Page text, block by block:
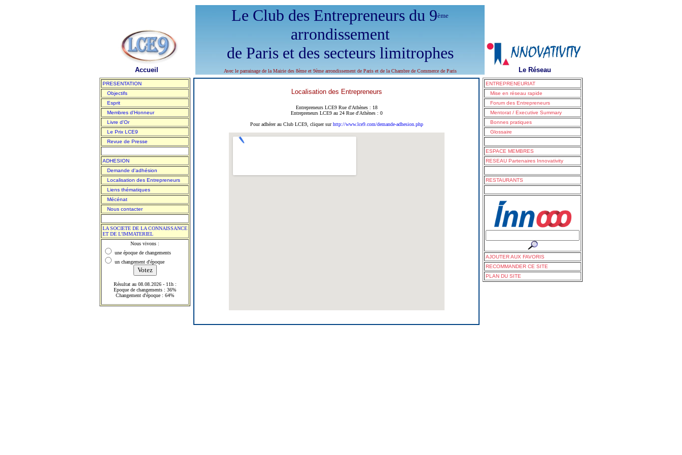
Accueil
Le Club des Entrepreneurs du 9ème
arrondissement
de Paris et des secteurs limitrophes
Avec le parrainage de la Mairie des 8ème et 9ème arrondissement de Paris et de la Chambre de Commerce de Paris Le Réseau
PRESENTATION
Objectifs
Esprit
Membres d'Honneur
Livre d'Or
Le Prix LCE9
Revue de Presse
ADHESION
Demande d'adhésion
Localisation des Entrepreneurs
Liens thématiques
Mécénat
Nous contacter
LA SOCIETE DE LA CONNAISSANCE
ET DE L'IMMATERIEL
Nous vivons :
une époque de changements
un changement d'époque
Résultat au 08.08.2026 - 11h :
Epoque de changements : 36%
Changement d'époque : 64%
Localisation des Entrepreneurs
Entrepreneurs LCE9 Rue d'Athènes : 18
Entrepreneurs LCE9 au 24 Rue d'Athènes : 0
Pour adhérer au Club LCE9, cliquer surhttp://www.lce9.com/demande-adhesion.php
ENTREPRENEURIAT
Mise en réseau rapide
Forum des Entrepreneurs
Mentorat / Executive Summary
Bonnes pratiques
Glossaire
ESPACE MEMBRES
RESEAU Partenaires Innovativity
RESTAURANTS
AJOUTER AUX FAVORIS
RECOMMANDER CE SITE
PLAN DU SITE